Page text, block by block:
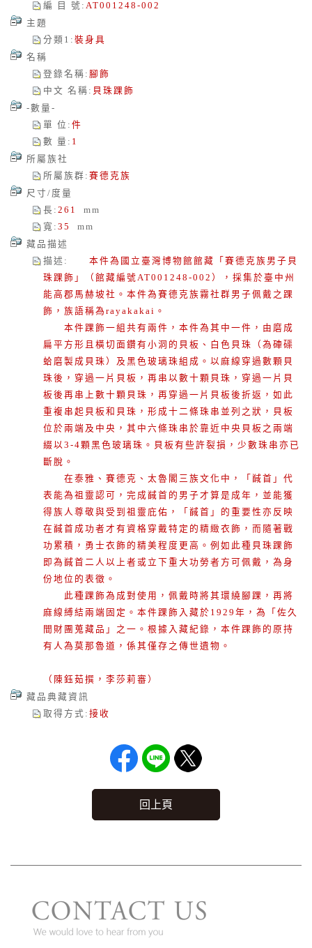
編 目 號 : AT001248-002
主題
分類1 : 裝身具
名稱
登錄名稱 : 腳飾
中文 名稱 : 貝珠踝飾
-數量-
單 位 : 件
數 量 : 1
所屬族社
所屬族群 : 賽德克族
尺寸/度量
長 : 261
mm
寬 : 35
mm
藏品描述
描述 :
本件為國立臺灣博物館館藏「賽德克族男子貝
珠踝飾」（館藏編號AT001248-002），採集於臺中州
能高郡馬赫坡社。本件為賽德克族霧社群男子佩戴之踝
飾，族語稱為rayakakai。
本件踝飾一組共有兩件，本件為其中一件，由磨成
扁平方形且橫切面鑽有小洞的貝板、白色貝珠（為硨磲
蛤磨製成貝珠）及黑色玻璃珠組成。以麻線穿過數顆貝
珠後，穿過一片貝板，再串以數十顆貝珠，穿過一片貝
板後再串上數十顆貝珠，再穿過一片貝板後折返，如此
重複串起貝板和貝珠，形成十二條珠串並列之狀，貝板
位於兩端及中央，其中六條珠串於靠近中央貝板之兩端
綴以3-4顆黑色玻璃珠。貝板有些許裂損，少數珠串亦已
斷脫。
在泰雅、賽德克、太魯閣三族文化中，「馘首」代
表能為祖靈認可，完成馘首的男子才算是成年，並能獲
得族人尊敬與受到祖靈庇佑，「馘首」的重要性亦反映
在馘首成功者才有資格穿戴特定的精緻衣飾，而隨著戰
功累積，勇士衣飾的精美程度更高。例如此種貝珠踝飾
即為馘首二人以上者或立下重大功勞者方可佩戴，為身
份地位的表徵。
此種踝飾為成對使用，佩戴時將其環繞腳踝，再將
麻線縛結兩端固定。本件踝飾入藏於1929年，為「佐久
間財團蒐藏品」之一。根據入藏紀錄，本件踝飾的原持
有人為莫那魯道，係其僅存之傳世遺物。
（陳鈺茹撰，李莎莉審）
藏品典藏資訊
取得方式 : 接收
回上頁